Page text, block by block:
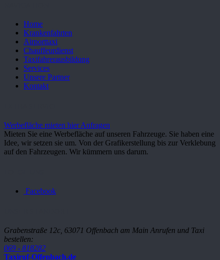
Home
Krankenfahrten
Airporttaxi
Chauffeurdienst
Taxifahrerausbildung
Services
Unsere Partner
Kontakt
Werbefläche mieten hier Anfragen
Mieten Sie eine Werbefläche auf unseren Fahrzeuge. Sie haben eine
Idee, wir setzen sie um. Von der Grafikerstellung bis zur Verklebung
auf den Fahrzeugen. Wir kümmern uns darum.
Facebook
Grabenstraße 12c, 63071 Offenbach am Main Anrufen und Taxi
bestellen:
069 - 818282
Taxiruf-Offenbach.de